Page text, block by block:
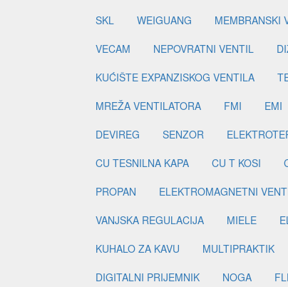
SKL
WEIGUANG MEMBRANSKI
VECAM
NEPOVRATNI VENTIL
KUĆIŠTE EXPANZISKOG VENTILA
MREŽA VENTILATORA
FMI EMI
DEVIREG
SENZOR
CU TESNILNA KAPA
CU T KOSI
PROPAN
ELEKTROMAGNETNI
VANJSKA REGULACIJA
MIELE
KUHALO ZA KAVU
MULTIPRAKTIK
DIGITALNI PRIJEMNIK
NOGA